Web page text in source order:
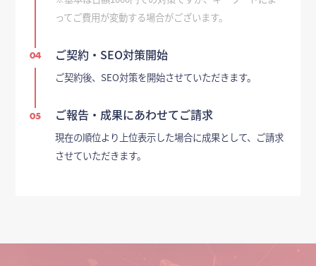
ってご費用が変動する場合がございます。
04 ご契約・SEO対策開始
ご契約後、SEO対策を開始させていただきます。
05 ご報告・成果にあわせてご請求
現在の順位より上位表示した場合に成果として、ご請求
させていただきます。